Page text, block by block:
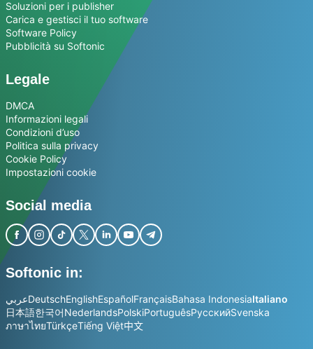
Soluzioni per i publisher
Carica e gestisci il tuo software
Software Policy
Pubblicità su Softonic
Legale
DMCA
Informazioni legali
Condizioni d’uso
Politica sulla privacy
Cookie Policy
Impostazioni cookie
Social media
Softonic in:
عربيDeutschEnglishEspañolFrançaisBahasa IndonesiaItaliano
日本語한국어NederlandsPolskiPortuguêsРусскийSvenska
ภาษาไทยTürkçeTiếng Việt中文